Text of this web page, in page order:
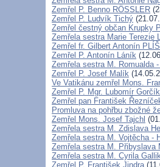
Zemřel P. Benno RÖSSLER
Zemřel P. Ludvík Tichý
Zemřel čestný občan Krupky
Zemřela sestra Marie Terezie
Zemřel fr. Gilbert Antonín
Zemřel P. Antonín Láník
Zemřela sestra M. Romualda
Zemřel P. Josef Malík
Ve Vatikánu zemřel Mons.
Zemřel P. Mgr. Lubomír Gorčík
Zemřel pan František
Promluva na pohřbu zbožné
Zemřel Mons. Josef Tajchl
Zemřela sestra M. Zdislava
Zemřela sestra M. Vojtěcha -
Zemřela sestra M. Přibyslava
Zemřela sestra M. Cyrila
Zemřel P. František Jindra